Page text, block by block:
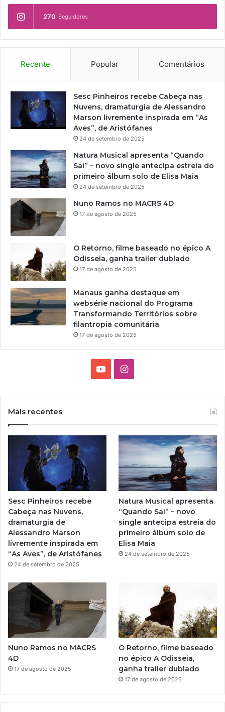
270 Seguidores
Recente Popular Comentários
Sesc Pinheiros recebe Cabeça nas
Nuvens, dramaturgia de Alessandro
Marson livremente inspirada em “As
Aves”, de Aristófanes
24 de setembro de 2025
Natura Musical apresenta “Quando
Sai” – novo single antecipa estreia do
primeiro álbum solo de Elisa Maia
24 de setembro de 2025
Nuno Ramos no MACRS 4D
17 de agosto de 2025
O Retorno, filme baseado no épico A
Odisseia, ganha trailer dublado
17 de agosto de 2025
Manaus ganha destaque em
websérie nacional do Programa
Transformando Territórios sobre
filantropia comunitária
17 de agosto de 2025
e
I
g
r
a
m
Mais recentes
Sesc Pinheiros recebe
Cabeça nas Nuvens,
dramaturgia de
Alessandro Marson
livremente inspirada em
“As Aves”, de Aristófanes
24 de setembro de 2025
Natura Musical apresenta
“Quando Sai” – novo
single antecipa estreia do
primeiro álbum solo de
Elisa Maia
24 de setembro de 2025
Nuno Ramos no MACRS
4D
17 de agosto de 2025
O Retorno, filme baseado
no épico A Odisseia,
ganha trailer dublado
17 de agosto de 2025